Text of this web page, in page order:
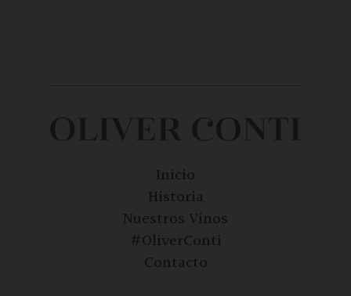
Inicio
Historia
Nuestros Vinos
#OliverConti
Contacto